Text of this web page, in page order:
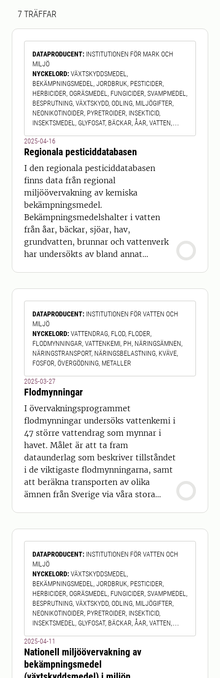
Sökresultat
7 TRÄFFAR
DATAPRODUCENT: INSTITUTIONEN FÖR MARK OCH
MILJÖ
NYCKELORD: VÄXTSKYDDSMEDEL,
BEKÄMPNINGSMEDEL, JORDBRUK, PESTICIDER,
HERBICIDER, OGRÄSMEDEL, FUNGICIDER, SVAMPMEDEL,
BESPRUTNING, VÄXTSKYDD, ODLING, MILJÖGIFTER,
NEONIKOTINOIDER, PYRETROIDER, INSEKTICID,
INSEKTSMEDEL, GLYFOSAT, BÄCKAR, ÅAR, VATTEN,
2025-04-16
Regionala pesticiddatabasen
I den regionala pesticiddatabasen
finns data från regional
miljöövervakning av kemiska
bekämpningsmedel.
Bekämpningsmedelshalter i vatten
från åar, bäckar, sjöar, hav,
grundvatten, brunnar och vattenverk
har undersökts av bland annat
Den regionala pesticiddatabasen
skapades 1996 för att försöka samla
resultat från all provtagning av
bekämpningsmedel i svenska vatten.
Data i databasen kommer från
provtagningar utförda mellan 1983
DATAPRODUCENT: INSTITUTIONEN FÖR VATTEN OCH
MILJÖ
NYCKELORD: VATTENDRAG, FLOD, FLODER,
FLODMYNNINGAR, VATTENKEMI, PH, NÄRINGSÄMNEN,
NÄRINGSTRANSPORT, NÄRINGSBELASTNING, KVÄVE,
FOSFOR, ÖVERGÖDNING, METALLER
2025-03-27
Flodmynningar
I övervakningsprogrammet
flodmynningar undersöks vattenkemi i
47 större vattendrag som mynnar i
havet. Målet är att ta fram
dataunderlag som beskriver tillståndet
i de viktigaste flodmynningarna, samt
att beräkna transporten av olika
ämnen från Sverige via våra stora
förändringar över tiden i huvuddelen
av det avrinnande vattnet från Sverige,
samt att bedöma hotbilder och ge
underlag för åtgärder för att minska
belastningen på
DATAPRODUCENT: INSTITUTIONEN FÖR VATTEN OCH
MILJÖ
NYCKELORD: VÄXTSKYDDSMEDEL,
BEKÄMPNINGSMEDEL, JORDBRUK, PESTICIDER,
HERBICIDER, OGRÄSMEDEL, FUNGICIDER, SVAMPMEDEL,
BESPRUTNING, VÄXTSKYDD, ODLING, MILJÖGIFTER,
NEONIKOTINOIDER, PYRETROIDER, INSEKTICID,
INSEKTSMEDEL, GLYFOSAT, BÄCKAR, ÅAR, VATTEN,
2025-04-11
Nationell miljöövervakning av
bekämpningsmedel